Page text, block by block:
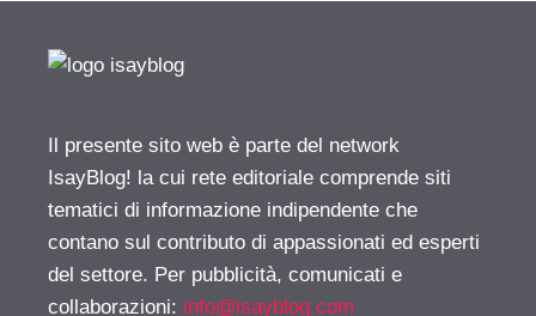
Il presente sito web è parte del network
IsayBlog! la cui rete editoriale comprende siti
tematici di informazione indipendente che
contano sul contributo di appassionati ed esperti
del settore. Per pubblicità, comunicati e
collaborazioni: info@isayblog.com